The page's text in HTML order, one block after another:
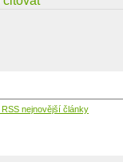
RSS nejnovější články